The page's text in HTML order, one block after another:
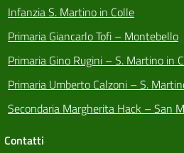
Infanzia S. Martino in Colle
Primaria Giancarlo Tofi – Montebello
Primaria Gino Rugini – S. Martino in
Primaria Umberto Calzoni – S.
Secondaria Margherita Hack – San
Contatti